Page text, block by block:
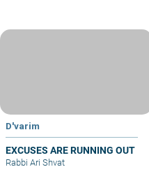
D'varim
EXCUSES ARE RUNNING OUT
Rabbi Ari Shvat